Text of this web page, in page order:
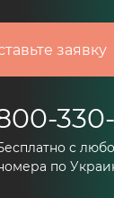
заявку
330-
с
по